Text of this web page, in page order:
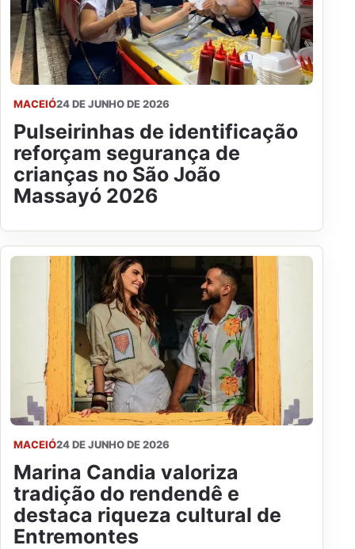
MACEIÓ24 DE JUNHO DE 2026
Pulseirinhas de identificação
reforçam segurança de
crianças no São João
Massayó 2026
MACEIÓ24 DE JUNHO DE 2026
Marina Candia valoriza
tradição do rendendê e
destaca riqueza cultural de
Entremontes